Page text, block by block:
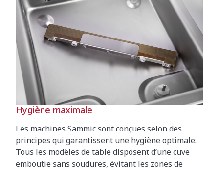
Hygiène maximale
Les machines Sammic sont conçues selon des
principes qui garantissent une hygiène optimale.
Tous les modèles de table disposent d’une cuve
emboutie sans soudures, évitant les zones de